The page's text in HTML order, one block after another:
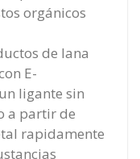
orgánicos
de lana
E-
ligante sin
a partir de
rapidamente